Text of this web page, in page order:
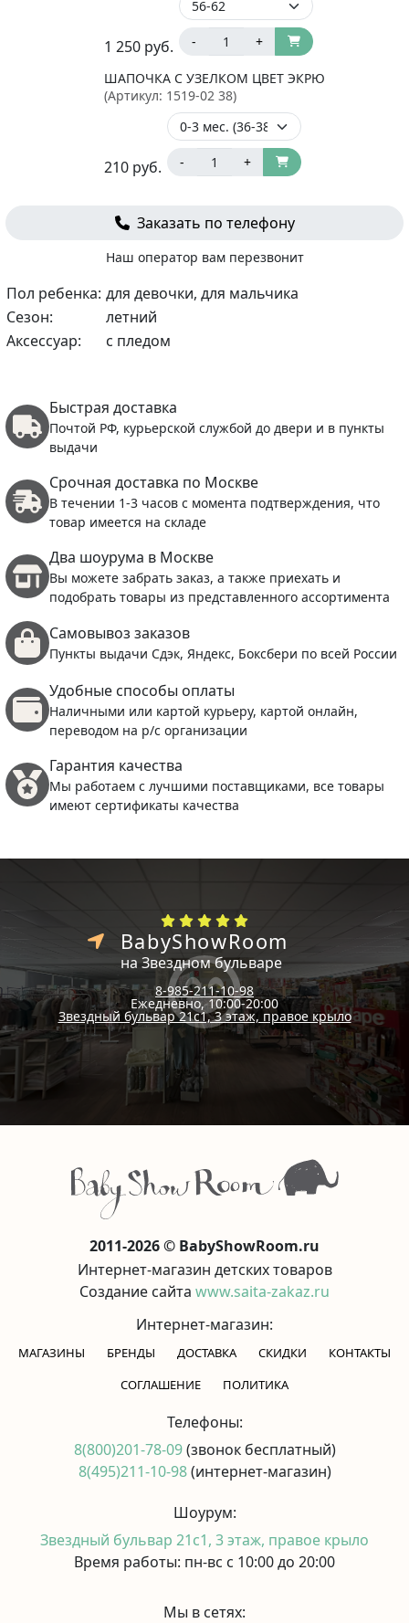
1 250 руб. - +
ШАПОЧКА С УЗЕЛКОМ ЦВЕТ ЭКРЮ
(Артикул: 1519-02 38)
210 руб. - +
Заказать по телефону
Наш оператор вам перезвонит
Пол ребенка: для девочки, для мальчика
Сезон:
летний
Аксессуар:
с пледом
Быстрая доставка
Почтой РФ, курьерской службой до двери и в пункты
выдачи
Срочная доставка по Москве
В течении 1-3 часов с момента подтверждения, что
товар имеется на складе
Два шоурума в Москве
Вы можете забрать заказ, а также приехать и
подобрать товары из представленного ассортимента
Самовывоз заказов
Пункты выдачи Сдэк, Яндекс, Боксбери по всей России
Удобные способы оплаты
Наличными или картой курьеру, картой онлайн,
переводом на р/с организации
Гарантия качества
Мы работаем с лучшими поставщиками, все товары
имеют сертификаты качества
BabyShowRoom
на Звездном бульваре
8-985-211-10-98
Ежедневно, 10:00-20:00
Звездный бульвар 21с1, 3 этаж, правое крыло
2011-2026 © BabyShowRoom.ru
Интернет-магазин детских товаров
Создание сайта www.saita-zakaz.ru
Интернет-магазин:
МАГАЗИНЫ БРЕНДЫ ДОСТАВКА СКИДКИ
КОНТАКТЫ
CОГЛАШЕНИЕ
ПОЛИТИКА
Телефоны:
8(800)201-78-09(звонок бесплатный)
8(495)211-10-98(интернет-магазин)
Шоурум:
Звездный бульвар 21с1, 3 этаж, правое крыло
Время работы: пн-вс с 10:00 до 20:00
Мы в сетях: